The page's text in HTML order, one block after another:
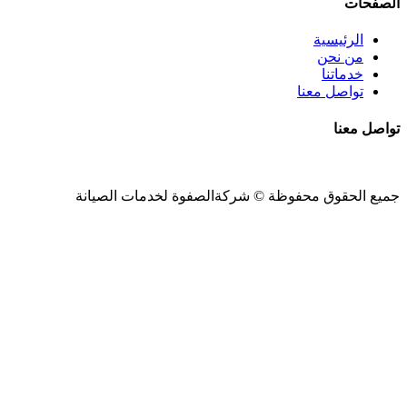
الصفحات
الرئيسية
من نحن
خدماتنا
تواصل معنا
تواصل معنا
جميع الحقوق محفوظة © شركةالصفوة لخدمات الصيانة